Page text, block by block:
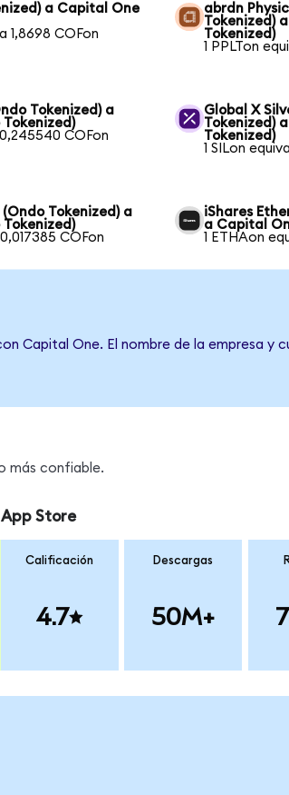
a Capital One
1,8698 COFon
abrdn
Tokenized)
Tokenized)
1 PPLTon
Tokenized) a
COFon
Global X
Tokenized)
Tokenized)
1 SILon
Tokenized) a
COFon
iShares
a Capital
1 ETHAon
Capital One. El nombre de la empresa y
más confiable.
App Store
Calificación
4.7
Descargas
50M+